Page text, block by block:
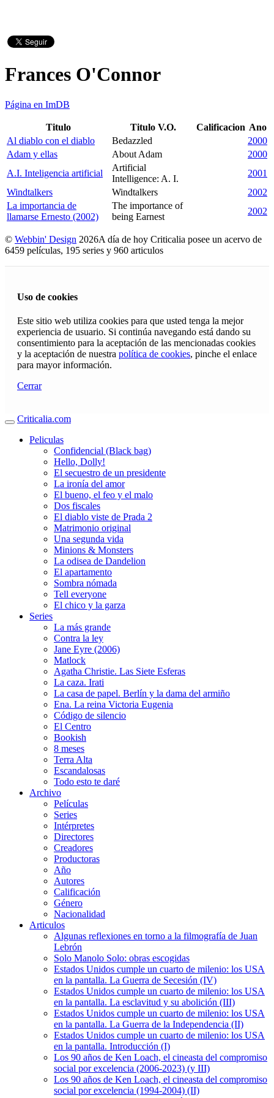
Frances O'Connor
Página en ImDB
Titulo Titulo V.O. Calificacion Ano
Al diablo con el diablo
Bedazzled
2000
Adam y ellas
About Adam
2000
A.I. Inteligencia artificial
Artificial
Intelligence: A. I.
2001
Windtalkers
Windtalkers
2002
La importancia de
llamarse Ernesto (2002)
The importance of
being Earnest
2002
© Webbin' Design 2026A día de hoy Criticalia posee un acervo de
6459 películas, 195 series y 960 articulos
Uso de cookies
Este sitio web utiliza cookies para que usted tenga la mejor
experiencia de usuario. Si continúa navegando está dando su
consentimiento para la aceptación de las mencionadas cookies
y la aceptación de nuestra política de cookies, pinche el enlace
para mayor información.
Cerrar
Criticalia.com
Peliculas
Confidencial (Black bag)
Hello, Dolly!
El secuestro de un presidente
La ironía del amor
El bueno, el feo y el malo
Dos fiscales
El diablo viste de Prada 2
Matrimonio original
Una segunda vida
Minions & Monsters
La odisea de Dandelion
El apartamento
Sombra nómada
Tell everyone
El chico y la garza
Series
La más grande
Contra la ley
Jane Eyre (2006)
Matlock
Agatha Christie. Las Siete Esferas
La caza. Irati
La casa de papel. Berlín y la dama del armiño
Ena. La reina Victoria Eugenia
Código de silencio
El Centro
Bookish
8 meses
Terra Alta
Escandalosas
Todo esto te daré
Archivo
Películas
Series
Intérpretes
Directores
Creadores
Productoras
Año
Autores
Calificación
Género
Nacionalidad
Articulos
Algunas reflexiones en torno a la filmografía de Juan
Lebrón
Solo Manolo Solo: obras escogidas
Estados Unidos cumple un cuarto de milenio: los USA
en la pantalla. La Guerra de Secesión (IV)
Estados Unidos cumple un cuarto de milenio: los USA
en la pantalla. La esclavitud y su abolición (III)
Estados Unidos cumple un cuarto de milenio: los USA
en la pantalla. La Guerra de la Independencia (II)
Estados Unidos cumple un cuarto de milenio: los USA
en la pantalla. Introducción (I)
Los 90 años de Ken Loach, el cineasta del compromiso
social por excelencia (2006-2023) (y III)
Los 90 años de Ken Loach, el cineasta del compromiso
social por excelencia (1994-2004) (II)